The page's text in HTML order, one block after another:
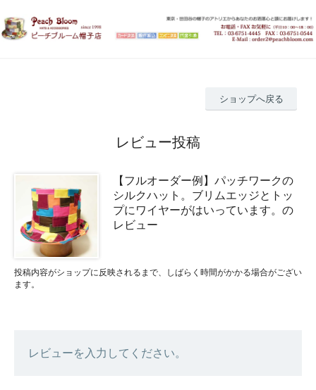
ショップへ戻る
レビュー投稿
【フルオーダー例】パッチワークの
シルクハット。ブリムエッジとトッ
プにワイヤーがはいっています。の
レビュー
投稿内容がショップに反映されるまで、しばらく時間がかかる場合がござい
ます。
レビューを入力してください。